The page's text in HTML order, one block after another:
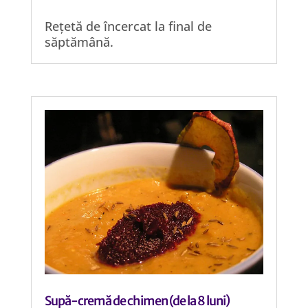
Rețetă de încercat la final de
săptămână.
Supă-cremă de chimen (de la 8 luni)